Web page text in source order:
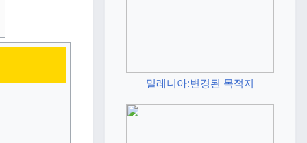
밀레니아:변경된 목적지